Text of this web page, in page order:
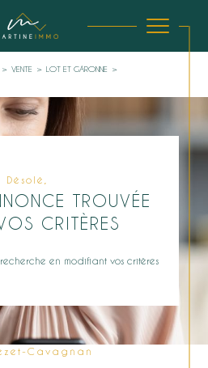
VENTE
LOT ET GARONNE
Désolé,
TROUVÉE
CRITÈRES
en modifiant vos critères
Cavagnan